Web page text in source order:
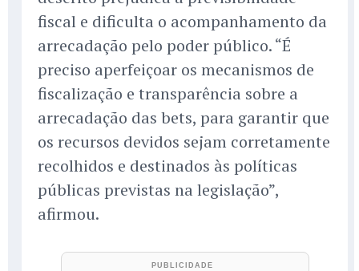
fiscal e dificulta o acompanhamento da
arrecadação pelo poder público. “É
preciso aperfeiçoar os mecanismos de
fiscalização e transparência sobre a
arrecadação das bets, para garantir que
os recursos devidos sejam corretamente
recolhidos e destinados às políticas
públicas previstas na legislação”,
afirmou.